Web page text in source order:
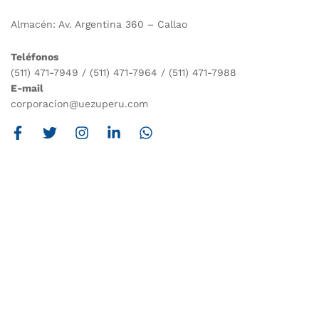
Almacén: Av. Argentina 360 – Callao
Teléfonos
(511) 471-7949 / (511) 471-7964 / (511) 471-7988
E-mail
corporacion@uezuperu.com